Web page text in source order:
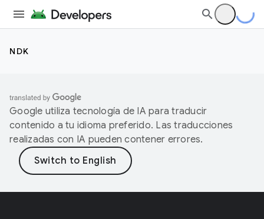
NDK
Google utiliza tecnología de IA para traducir
contenido a tu idioma preferido. Las traducciones
realizadas con IA pueden contener errores.